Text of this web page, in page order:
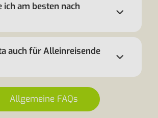
ich am besten nach
auch für Alleinreisende
Allgemeine FAQs